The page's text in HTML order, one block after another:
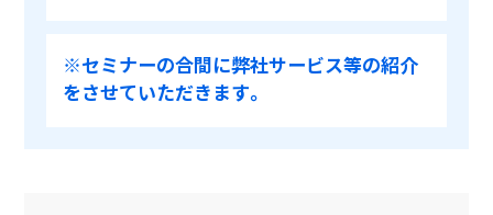
※セミナーの合間に弊社サービス等の紹介
をさせていただきます。